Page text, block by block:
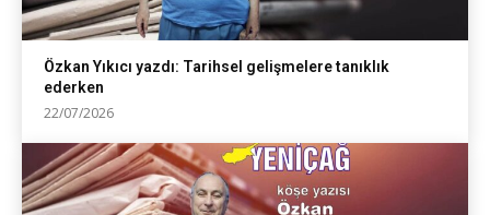
Özkan Yıkıcı yazdı: Tarihsel gelişmelere tanıklık
ederken
22/07/2026